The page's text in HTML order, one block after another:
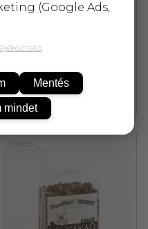
6 501,-
tasakos
26865
(Google Ads,
Mentés
mindet